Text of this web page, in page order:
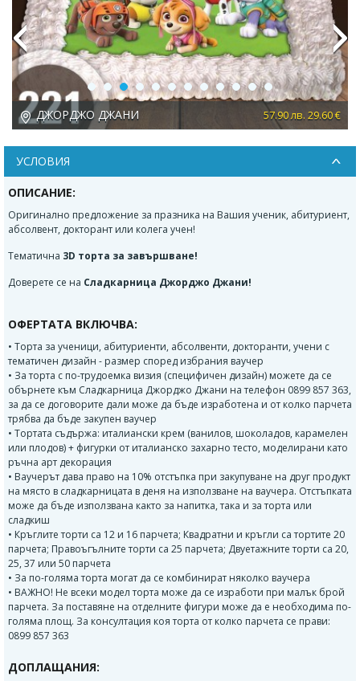
ДЖОРДЖО ДЖАНИ 57.90 лв. 29.60 €
Previous Next
УСЛОВИЯ
ОПИСАНИЕ:
Оригинално предложение за празника на Вашия ученик, абитуриент,
абсолвент, докторант или колега учен!
Тематична 3D торта за завършване!
Доверете се на Сладкарница Джорджо Джани!
ОФЕРТАТА ВКЛЮЧВА:
• Торта за ученици, абитуриенти, абсолвенти, докторанти, учени с
тематичен дизайн - размер според избрания ваучер
• За торта с по-трудоемка визия (специфичен дизайн) можете да се
обърнете към Сладкарница Джорджо Джани на телефон 0899 857 363,
за да се договорите дали може да бъде изработена и от колко парчета
трябва да бъде закупен ваучер
• Тортата съдържа: италиански крем (ванилов, шоколадов, карамелен
или плодов) + фигурки от италианско захарно тесто, моделирани като
ръчна арт декорация
• Ваучерът дава право на 10% отстъпка при закупуване на друг продукт
на място в сладкарницата в деня на използване на ваучера. Отстъпката
може да бъде използвана както за напитка, така и за торта или
сладкиш
• Кръглите торти са 12 и 16 парчета; Квадратни и кръгли са тортите 20
парчета; Правоъгълните торти са 25 парчета; Двуетажните торти са 20,
25, 37 или 50 парчета
• За по-голяма торта могат да се комбинират няколко ваучера
• ВАЖНО! Не всеки модел торта може да се изработи при малък брой
парчета. За поставяне на отделните фигури може да е необходима по-
голяма площ. За консултация коя торта от колко парчета се прави:
0899 857 363
ДОПЛАЩАНИЯ: